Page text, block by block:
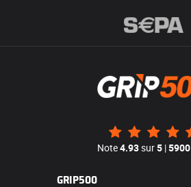
Note4.93sur5 |5900
GRIP500